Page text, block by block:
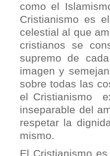
como el
Cristianismo es
celestial al que
cristianos se
supremo de
imagen y
sobre todas las
el Cristianismo
inseparable del
respetar la
mismo.
El Cristianismo